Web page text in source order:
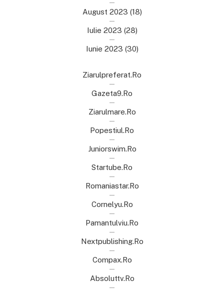
August 2023 (18)
Iulie 2023 (28)
Iunie 2023 (30)
Ziarulpreferat.ro
Gazeta9.ro
Ziarulmare.ro
Popestiul.ro
Juniorswim.ro
Startube.ro
Romaniastar.ro
Cornelyu.ro
Pamantulviu.ro
Nextpublishing.ro
Compax.ro
Absoluttv.ro